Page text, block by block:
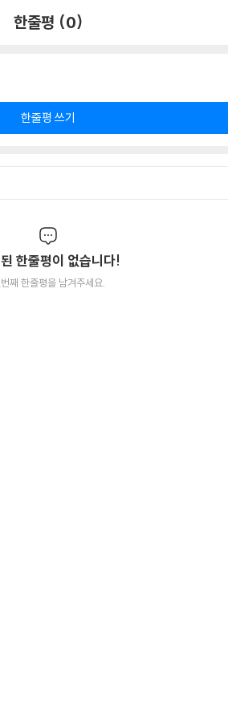
한줄평 (0)
한줄평 쓰기
한줄평이 없습니다!
째 한줄평을 남겨주세요.